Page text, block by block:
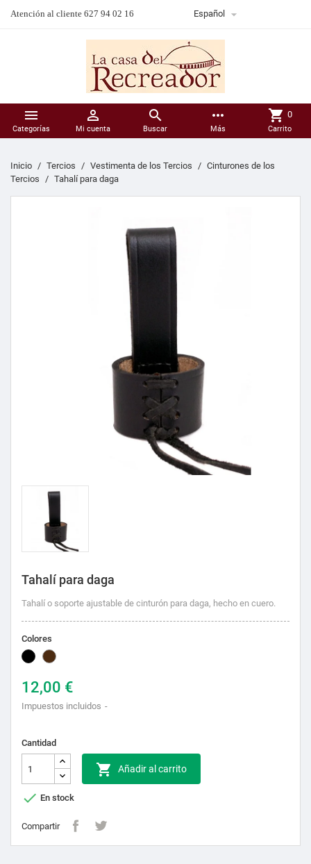
Atención al cliente 627 94 02 16 Español 

Categorías

Mi cuenta

Buscar
more_horiz
Más
shopping_cart 0
Carrito
Inicio Tercios Vestimenta de los Tercios
Cinturones de los
Tercios
Tahalí para daga
Tahalí para daga
Tahalí o soporte ajustable de cinturón para daga, hecho en cuero.
Colores
NegroMarrón
12,00 €
Impuestos incluidos
Cantidad
 Añadir al carrito
 En stock
Compartir